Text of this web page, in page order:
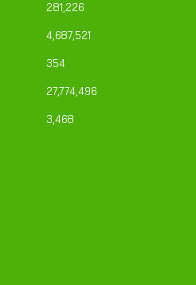
281,226
4,687,521
354
27,774,496
3,468